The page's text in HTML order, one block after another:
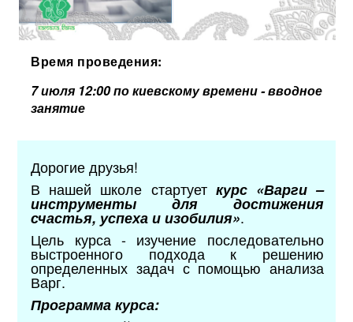
Время проведения:
7 июля 12:00 по киевскому времени - вводное
занятие
Дорогие друзья!
В нашей школе стартует курс «Варги –
инструменты для достижения
счастья, успеха и изобилия».
Цель курса - изучение последовательно
выстроенного подхода к решению
определенных задач с помощью анализа
Варг.
Программа курса: